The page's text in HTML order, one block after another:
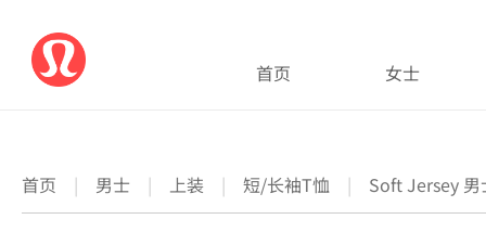
首页 女士
首页 | 男士 | 上装 | 短/长袖T恤 | Soft Jersey